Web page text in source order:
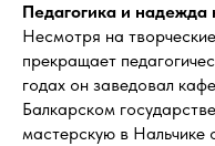
Педагогика и надежда
Несмотря на
прекращает
годах он заведовал
Балкарском
мастерскую в Нальчике